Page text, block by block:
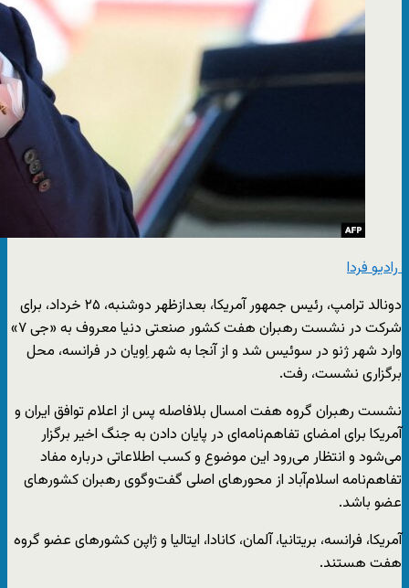
رادیو فردا
دونالد ترامپ، رئیس جمهور آمریکا، بعدازظهر دوشنبه، ۲۵ خرداد، برای
شرکت در نشست رهبران هفت کشور صنعتی دنیا معروف به «جی ۷»
وارد شهر ژنو در سوئیس شد و از آنجا به شهر اِویان در فرانسه، محل
برگزاری نشست، رفت.
نشست رهبران گروه هفت امسال بلافاصله پس از اعلام توافق ایران و
آمریکا برای امضای تفاهم‌نامه‌ای در پایان دادن به جنگ اخیر برگزار
می‌شود و انتظار می‌رود این موضوع و کسب اطلاعاتی درباره مفاد
تفاهم‌نامه اسلام‌آباد از محورهای اصلی گفت‌وگوی رهبران کشورهای
عضو باشد.
آمریکا، فرانسه، بریتانیا، آلمان، کانادا، ایتالیا و ژاپن کشورهای عضو گروه
هفت هستند.